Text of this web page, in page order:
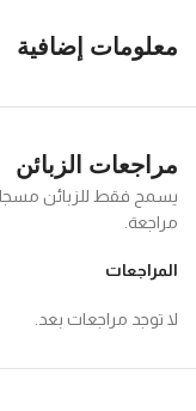
معلومات إضافية
مراجعات الزبائن
المراجعات
لا توجد مراجعات بعد.
يسمح فقط للزبائن
مراجعة.